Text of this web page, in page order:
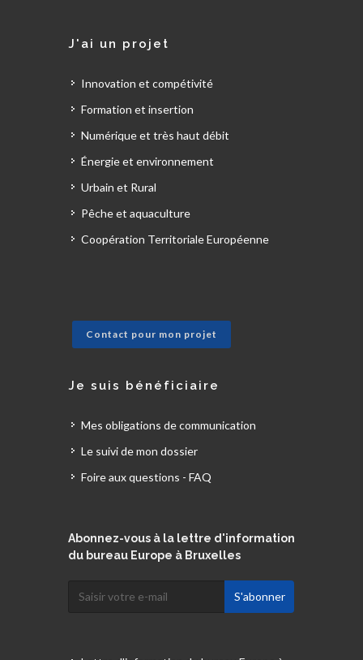
J'ai un projet
Innovation et compétivité
Formation et insertion
Numérique et très haut débit
Énergie et environnement
Urbain et Rural
Pêche et aquaculture
Coopération Territoriale Européenne
Contact pour mon projet
Je suis bénéficiaire
Mes obligations de communication
Le suivi de mon dossier
Foire aux questions - FAQ
Abonnez-vous à la lettre d'information
du bureau Europe à Bruxelles